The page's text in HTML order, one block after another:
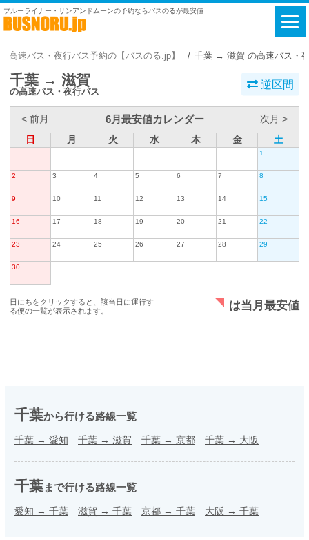
ブルーライナー・サンアンドムーンの予約ならバスのるが最安値
高速バス・夜行バス予約の【バスのる.jp】 千葉 → 滋賀 の高速バス・
千葉 → 滋賀
の高速バス・夜行バス
逆区間
< 前月 6月最安値カレンダー
次月 >
日
月 火 水 木 金 土
1
2 3 4 5 6 7 8
9 10 11 12 13 14 15
16 17 18 19 20 21 22
23 24 25 26 27 28 29
30
日にちをクリックすると、該当日に運行す
る便の一覧が表示されます。
は当月最安値
千葉から行ける路線一覧
千葉 → 愛知 千葉 → 滋賀 千葉 → 京都 千葉 → 大阪
千葉まで行ける路線一覧
愛知 → 千葉 滋賀 → 千葉 京都 → 千葉 大阪 → 千葉